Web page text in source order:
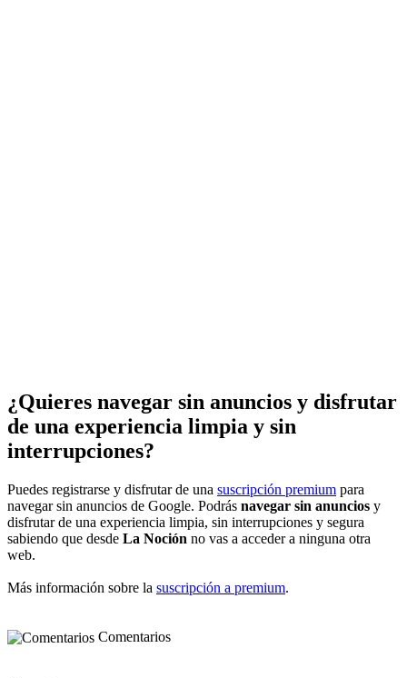
¿Quieres navegar sin anuncios y disfrutar
de una experiencia limpia y sin
interrupciones?
Puedes registrarse y disfrutar de una suscripción premium para
navegar sin anuncios de Google. Podrás navegar sin anuncios y
disfrutar de una experiencia limpia, sin interrupciones y segura
sabiendo que desde La Noción no vas a acceder a ninguna otra
web.
Más información sobre la suscripción a premium.
Comentarios